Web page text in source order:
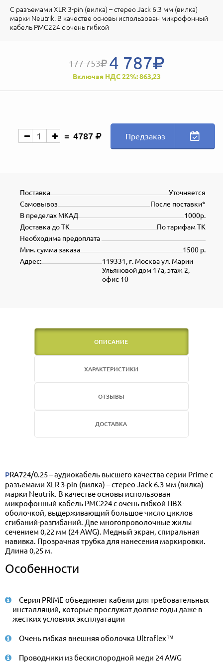
С разъемами XLR 3-pin (вилка) – стерео Jack 6.3 мм (вилка)
марки Neutrik. В качестве основы использован микрофонный
кабель PMC224 с очень гибкой
177 753 4 787
Включая НДС 22%: 863,23
4787 Предзаказ
Уточняется
Поставка
После поставки*
Самовывоз
1000р.
В пределах МКАД
По тарифам ТК
Доставка до ТК
Необходима предоплата
1500 р.
Мин. сумма заказа
119331, г. Москва ул. Марии
Ульяновой дом 17а, этаж 2,
офис 10
Адрес:
ОПИСАНИЕ
ХАРАКТЕРИСТИКИ
ОТЗЫВЫ
ДОСТАВКА
PRA724/0.25 – аудиокабель высшего качества серии Prime с
разъемами XLR 3-pin (вилка) – стерео Jack 6.3 мм (вилка)
марки Neutrik. В качестве основы использован
микрофонный кабель PMC224 с очень гибкой ПВХ-
оболочкой, выдерживающий большое число циклов
сгибаний-разгибаний. Две многопроволочные жилы
сечением 0,22 мм (24 AWG). Медный экран, спиральная
навивка. Прозрачная трубка для нанесения маркировки.
Длина 0,25 м.
Особенности
Серия PRIME объединяет кабели для требовательных
инсталляций, которые прослужат долгие годы даже в
жестких условиях эксплуатации
Очень гибкая внешняя оболочка Ultraflex™
Проводники из бескислородной меди 24 AWG